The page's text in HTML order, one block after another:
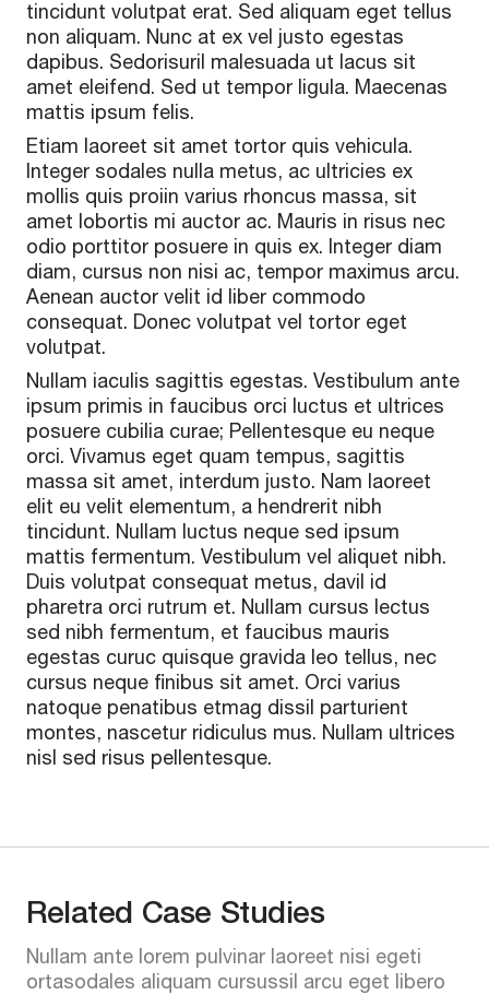
tincidunt volutpat erat. Sed aliquam eget tellus
non aliquam. Nunc at ex vel justo egestas
dapibus. Sedorisuril malesuada ut lacus sit
amet eleifend. Sed ut tempor ligula. Maecenas
mattis ipsum felis.
Etiam laoreet sit amet tortor quis vehicula.
Integer sodales nulla metus, ac ultricies ex
mollis quis proiin varius rhoncus massa, sit
amet lobortis mi auctor ac. Mauris in risus nec
odio porttitor posuere in quis ex. Integer diam
diam, cursus non nisi ac, tempor maximus arcu.
Aenean auctor velit id liber commodo
consequat. Donec volutpat vel tortor eget
volutpat.
Nullam iaculis sagittis egestas. Vestibulum ante
ipsum primis in faucibus orci luctus et ultrices
posuere cubilia curae; Pellentesque eu neque
orci. Vivamus eget quam tempus, sagittis
massa sit amet, interdum justo. Nam laoreet
elit eu velit elementum, a hendrerit nibh
tincidunt. Nullam luctus neque sed ipsum
mattis fermentum. Vestibulum vel aliquet nibh.
Duis volutpat consequat metus, davil id
pharetra orci rutrum et. Nullam cursus lectus
sed nibh fermentum, et faucibus mauris
egestas curuc quisque gravida leo tellus, nec
cursus neque finibus sit amet. Orci varius
natoque penatibus etmag dissil parturient
montes, nascetur ridiculus mus. Nullam ultrices
nisl sed risus pellentesque.
Related Case Studies
Nullam ante lorem pulvinar laoreet nisi egeti
ortasodales aliquam cursussil arcu eget libero